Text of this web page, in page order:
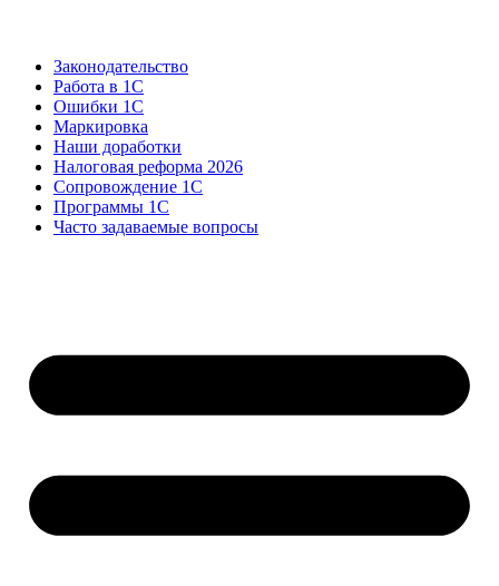
Законодательство
Работа в 1С
Ошибки 1С
Маркировка
Наши доработки
Налоговая реформа 2026
Сопровождение 1С
Программы 1С
Часто задаваемые вопросы